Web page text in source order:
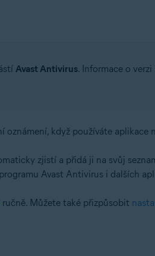
Avast Antivirus. Informace o
když používáte aplikace
zjistí a přidá ji na svůj
Avast Antivirus i dalších
ručně. Můžete také přizpůsobit